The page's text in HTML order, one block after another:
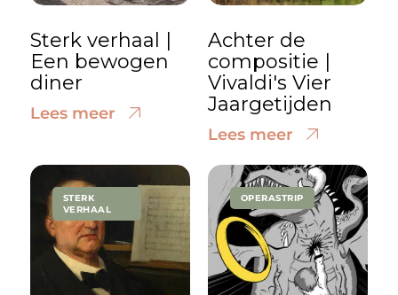
Sterk verhaal |
Een bewogen
diner
Lees meer
Achter de
compositie |
Vivaldi's Vier
Jaargetijden
Lees meer
STERK
VERHAAL
OPERASTRIP